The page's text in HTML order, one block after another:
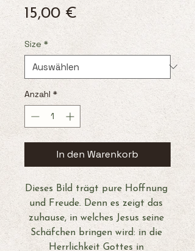
15,00 € Preis
Size *
Anzahl *
In den Warenkorb
Dieses Bild trägt pure Hoffnung
und Freude. Denn es zeigt das
zuhause, in welches Jesus seine
Schäfchen bringen wird: in die
Herrlichkeit Gottes in